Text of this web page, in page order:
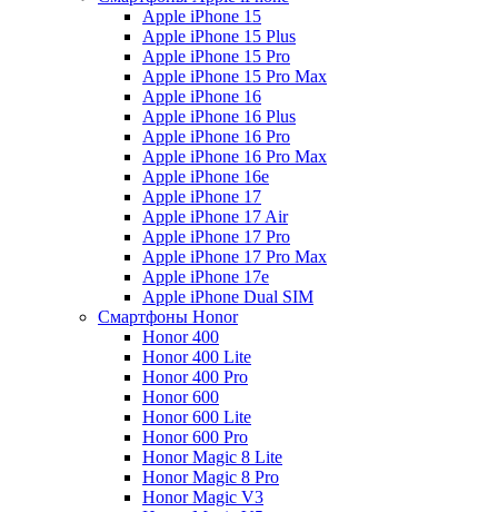
Apple iPhone 15
Apple iPhone 15 Plus
Apple iPhone 15 Pro
Apple iPhone 15 Pro Max
Apple iPhone 16
Apple iPhone 16 Plus
Apple iPhone 16 Pro
Apple iPhone 16 Pro Max
Apple iPhone 16e
Apple iPhone 17
Apple iPhone 17 Air
Apple iPhone 17 Pro
Apple iPhone 17 Pro Max
Apple iPhone 17e
Apple iPhone Dual SIM
Смартфоны Honor
Honor 400
Honor 400 Lite
Honor 400 Pro
Honor 600
Honor 600 Lite
Honor 600 Pro
Honor Magic 8 Lite
Honor Magic 8 Pro
Honor Magic V3